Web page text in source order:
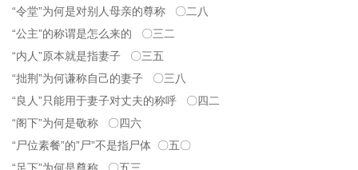
“令堂”为何是对别人母亲的尊称 〇二八
“公主”的称谓是怎么来的 〇三二
“内人”原本就是指妻子 〇三五
“拙荆”为何谦称自己的妻子 〇三八
“良人”只能用于妻子对丈夫的称呼 〇四二
“阁下”为何是敬称 〇四六
“尸位素餐”的”尸”不是指尸体 〇五〇